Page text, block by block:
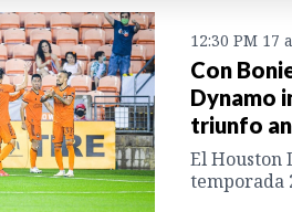
12:30 PM 17
Con
Dynamo
triunfo
El Houston
temporada